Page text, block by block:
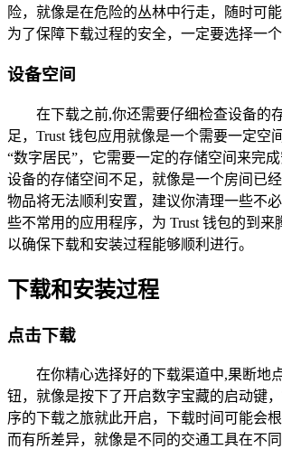
险，就像是在危险的丛林中行走，随时可
为了保障下载过程的安全，一定要选择一个
设备空间
在下载之前,你还需要仔细检查设备的
足，Trust 钱包应用就像是一个需要一定空
“数字居民”，它需要一定的存储空间来完
设备的存储空间不足，就像是一个房间已
物品将无法顺利安置，建议你清理一些不
些不常用的应用程序，为 Trust 钱包的到来
以确保下载和安装过程能够顺利进行。
下载和安装过程
点击下载
在你精心选择好的下载渠道中,果断地
钮，就像是按下了开启数字宝藏的启动键
序的下载之旅就此开启，下载时间可能会
而有所差异，就像是不同的交通工具在不